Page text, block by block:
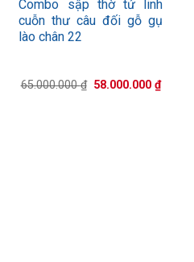
₫.
Combo sập thờ tứ linh
cuỗn thư câu đối gỗ gụ
lào chân 22
65.000.000₫ Giá
58.000.000 ₫Giá
hiện